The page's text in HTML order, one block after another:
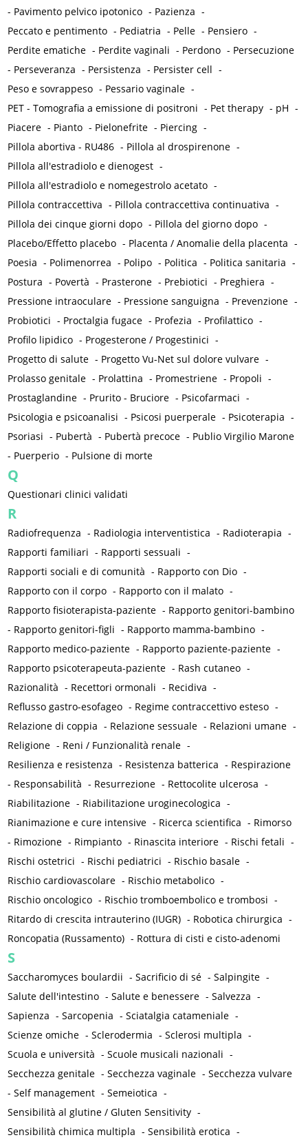
- Pavimento pelvico ipotonico - Pazienza -
Peccato e pentimento - Pediatria - Pelle - Pensiero -
Perdite ematiche - Perdite vaginali - Perdono - Persecuzione
- Perseveranza - Persistenza - Persister cell -
Peso e sovrappeso - Pessario vaginale -
PET - Tomografia a emissione di positroni - Pet therapy - pH -
Piacere - Pianto - Pielonefrite - Piercing -
Pillola abortiva - RU486 - Pillola al drospirenone -
Pillola all'estradiolo e dienogest -
Pillola all'estradiolo e nomegestrolo acetato -
Pillola contraccettiva - Pillola contraccettiva continuativa -
Pillola dei cinque giorni dopo - Pillola del giorno dopo -
Placebo/Effetto placebo - Placenta / Anomalie della placenta -
Poesia - Polimenorrea - Polipo - Politica - Politica sanitaria -
Postura - Povertà - Prasterone - Prebiotici - Preghiera -
Pressione intraoculare - Pressione sanguigna - Prevenzione -
Probiotici - Proctalgia fugace - Profezia - Profilattico -
Profilo lipidico - Progesterone / Progestinici -
Progetto di salute - Progetto Vu-Net sul dolore vulvare -
Prolasso genitale - Prolattina - Promestriene - Propoli -
Prostaglandine - Prurito - Bruciore - Psicofarmaci -
Psicologia e psicoanalisi - Psicosi puerperale - Psicoterapia -
Psoriasi - Pubertà - Pubertà precoce - Publio Virgilio Marone
- Puerperio - Pulsione di morte
Q
Questionari clinici validati
R
Radiofrequenza - Radiologia interventistica - Radioterapia -
Rapporti familiari - Rapporti sessuali -
Rapporti sociali e di comunità - Rapporto con Dio -
Rapporto con il corpo - Rapporto con il malato -
Rapporto fisioterapista-paziente - Rapporto genitori-bambino
- Rapporto genitori-figli - Rapporto mamma-bambino -
Rapporto medico-paziente - Rapporto paziente-paziente -
Rapporto psicoterapeuta-paziente - Rash cutaneo -
Razionalità - Recettori ormonali - Recidiva -
Reflusso gastro-esofageo - Regime contraccettivo esteso -
Relazione di coppia - Relazione sessuale - Relazioni umane -
Religione - Reni / Funzionalità renale -
Resilienza e resistenza - Resistenza batterica - Respirazione
- Responsabilità - Resurrezione - Rettocolite ulcerosa -
Riabilitazione - Riabilitazione uroginecologica -
Rianimazione e cure intensive - Ricerca scientifica - Rimorso
- Rimozione - Rimpianto - Rinascita interiore - Rischi fetali -
Rischi ostetrici - Rischi pediatrici - Rischio basale -
Rischio cardiovascolare - Rischio metabolico -
Rischio oncologico - Rischio tromboembolico e trombosi -
Ritardo di crescita intrauterino (IUGR) - Robotica chirurgica -
Roncopatia (Russamento) - Rottura di cisti e cisto-adenomi
S
Saccharomyces boulardii -Sacrificio di sé -Salpingite -
Salute dell'intestino -Salute e benessere -Salvezza -
Sapienza -Sarcopenia -Sciatalgia catameniale -
Scienze omiche -Sclerodermia -Sclerosi multipla -
Scuola e università -Scuole musicali nazionali -
Secchezza genitale -Secchezza vaginale -Secchezza vulvare
-Self management -Semeiotica -
Sensibilità al glutine / Gluten Sensitivity -
Sensibilità chimica multipla -Sensibilità erotica -